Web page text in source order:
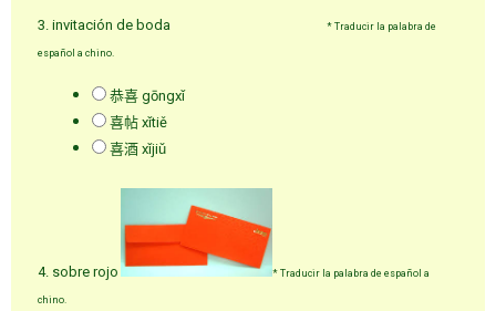
3. invitación de boda * Traducir la palabra de
español a chino.
恭喜 gōngxǐ
喜帖 xǐtiě
喜酒 xǐjiǔ
4. sobre rojo * Traducir la palabra de español a
chino.